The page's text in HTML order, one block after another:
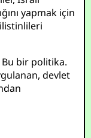
yapmak için
bir politika.
devlet